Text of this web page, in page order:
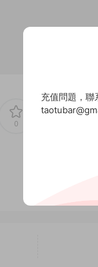
0
充值問題，聯